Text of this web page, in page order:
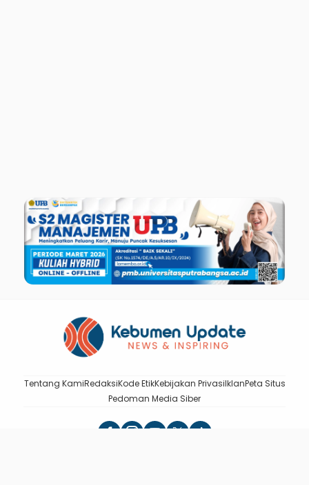
Tentang KamiRedaksiKode EtikKebijakan PrivasiIklanPeta Situs
Pedoman Media Siber